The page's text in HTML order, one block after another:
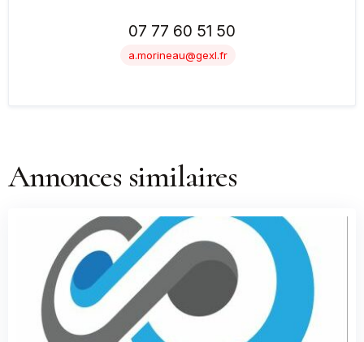
07 77 60 51 50
a.morineau@gexl.fr
Annonces similaires